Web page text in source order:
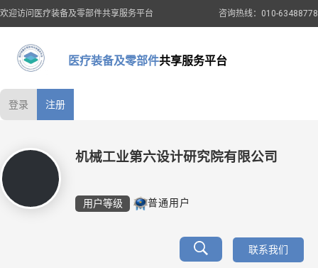
欢迎访问医疗装备及零部件共享服务平台 咨询热线：010-63488778
医疗装备及零部件共享服务平台
登录 注册
机械工业第六设计研究院有限公司
用户等级 普通用户
联系我们